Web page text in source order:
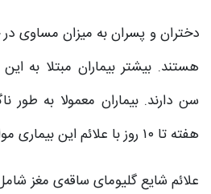
دختر‌ان و پسران به میزان مساوی
سن دارند. بیماران معمولا به طور
هفته تا ۱۰ روز با علائم این بیماری مواجه می‌شوند.
علائم شایع گلیومای ساقه‌ی مغز